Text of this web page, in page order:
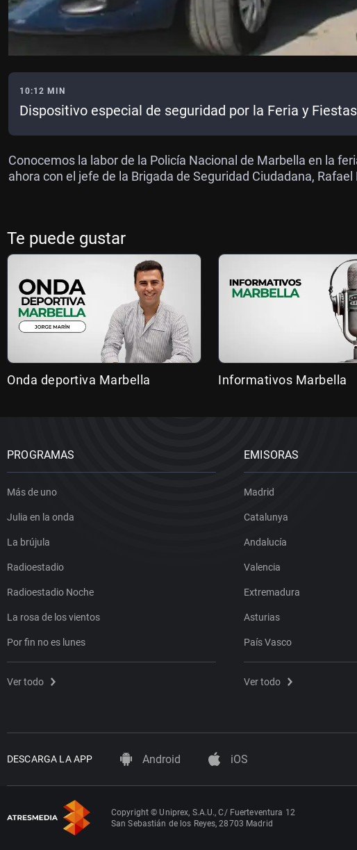
10:12 MIN
Dispositivo especial de seguridad por la Feria y
Conocemos la labor de la Policía Nacional de Marbella en la
ahora con el jefe de la Brigada de Seguridad Ciudadana, Rafael
Te puede gustar
Onda deportiva Marbella Informativos Marbella
PROGRAMAS
Más de uno
Julia en la onda
La brújula
Radioestadio
Radioestadio Noche
La rosa de los vientos
Por fin no es lunes
Ver todo
EMISORAS
Madrid
Catalunya
Andalucía
Valencia
Extremadura
Asturias
País Vasco
Ver todo
DESCARGA LA APP Android iOS
Copyright © Uniprex, S.A.U., C/ Fuerteventura 12
San Sebastián de los Reyes, 28703 Madrid